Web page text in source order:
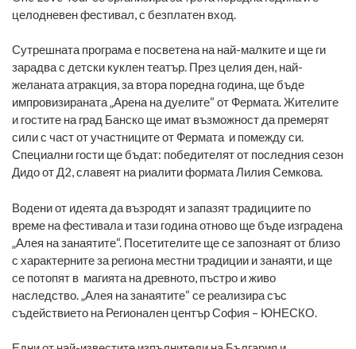
целодневен фестивал, с безплатен вход.
Сутрешната програма е посветена на най-малките и ще ги
зарадва с детски куклен театър. През целия ден, най-
желаната атракция, за втора поредна година, ще бъде
импровизираната „Арена на дуелите“ от Фермата. Жителите
и гостите на град Банско ще имат възможност да премерят
сили с част от участниците от Фермата и помежду си.
Специални гости ще бъдат: победителят от последния сезон
Дидо от Д2, славеят на риалити формата Лилия Семкова.
Водени от идеята да възродят и запазят традициите по
време на фестивала и тази година отново ще бъде изградена
„Алея на занаятите“. Посетителите ще се запознаят от близо
с характерните за региона местни традиции и занаяти, и ще
се потопят в магията на древното, пъстро и живо
наследство. „Алея на занаятите“ се реализира със
съдействието на Регионален център София – ЮНЕСКО.